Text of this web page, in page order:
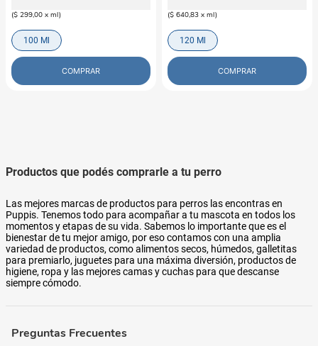
($ 299,00 x ml)
100 Ml
COMPRAR
($ 640,83 x ml)
120 Ml
COMPRAR
Productos que podés comprarle a tu perro
Las mejores marcas de productos para perros las encontras en
Puppis. Tenemos todo para acompañar a tu mascota en todos los
momentos y etapas de su vida. Sabemos lo importante que es el
bienestar de tu mejor amigo, por eso contamos con una amplia
variedad de productos, como alimentos secos, húmedos, galletitas
para premiarlo, juguetes para una máxima diversión, productos de
higiene, ropa y las mejores camas y cuchas para que descanse
siempre cómodo.
Preguntas Frecuentes